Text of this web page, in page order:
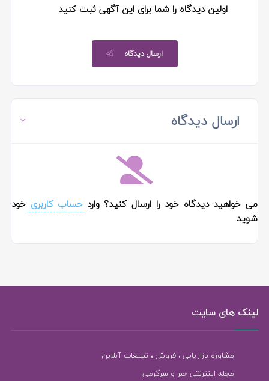
اولین دیدگاه را شما برای این آگهی ثبت کنید
ارسال دیدگاه
ارسال دیدگاه
می خواهید دیدگاه خود را ارسال کنید؟ واردحساب کاربریخود
شوید
لینک های سایت
مشاوره بازاریابی ، فروش ، تبلیغات آنلاین
مجله اینترنتی خبر و سرگرمی